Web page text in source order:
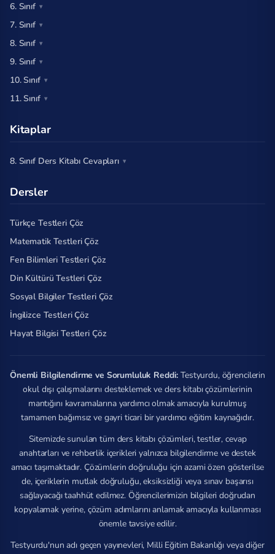
6. Sınıf
7. Sınıf
8. Sınıf
9. Sınıf
10. Sınıf
11. Sınıf
Kitaplar
8. Sınıf Ders Kitabı Cevapları
Dersler
Türkçe Testleri Çöz
Matematik Testleri Çöz
Fen Bilimleri Testleri Çöz
Din Kültürü Testleri Çöz
Sosyal Bilgiler Testleri Çöz
İngilizce Testleri Çöz
Hayat Bilgisi Testleri Çöz
Önemli Bilgilendirme ve Sorumluluk Reddi: Testyurdu, öğrencilerin
okul dışı çalışmalarını desteklemek ve ders kitabı çözümlerinin
mantığını kavramalarına yardımcı olmak amacıyla kurulmuş
tamamen bağımsız ve gayri ticari bir yardımcı eğitim kaynağıdır.
Sitemizde sunulan tüm ders kitabı çözümleri, testler, cevap
anahtarları ve rehberlik içerikleri yalnızca bilgilendirme ve destek
amacı taşımaktadır. Çözümlerin doğruluğu için azami özen gösterilse
de, içeriklerin mutlak doğruluğu, eksiksizliği veya sınav başarısı
sağlayacağı taahhüt edilmez. Öğrencilerimizin bilgileri doğrudan
kopyalamak yerine, çözüm adımlarını anlamak amacıyla kullanması
önemle tavsiye edilir.
Testyurdu'nun adı geçen yayınevleri, Milli Eğitim Bakanlığı veya diğer